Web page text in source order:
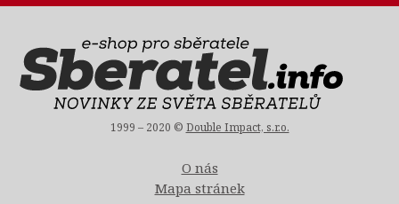
1999 – 2020 © Double Impact, s.r.o.
O nás
Mapa stránek